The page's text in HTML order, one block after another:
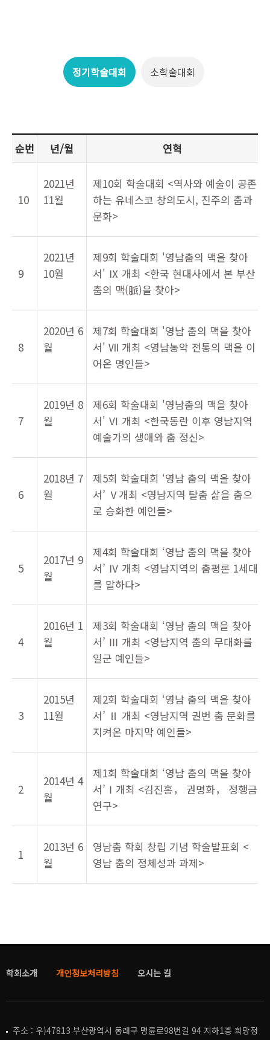
정기학술대회 소학술대회
순번 년/월 연혁
10
2021년
11월
제10회 학술대회 <역사와 예술이 공존
하는 유네스코 창의도시, 진주의 춤과
문화>
9
2021년
10월
제9회 학술대회 '영남춤의 맥을 찾아
서' Ⅸ 개최 <한국 현대사에서 본 부산
춤의 맥(脈)을 찾아>
8
2020년 6
월
제7회 학술대회 '영남 춤의 맥을 찾아
서' Ⅶ 개최 <영남농악 전통의 맥을 이
어온 명인들>
7
2019년 8
월
제6회 학술대회 '영남춤의 맥을 찾아
서' Ⅵ 개최 <한국동란 이후 영남지역
예술가의 생애와 춤 정신>
6
2018년 7
월
제5회 학술대회 ‘영남 춤의 맥을 찾아
서’ Ⅴ개최 <영남지역 탈춤 삶을 춤으
로 승화한 예인들>
5
2017년 9
월
제4회 학술대회 ‘영남 춤의 맥을 찾아
서’ Ⅳ 개최 <영남지역의 춤평론 1세대
를 말하다>
4
2016년 1
월
제3회 학술대회 ‘영남 춤의 맥을 찾아
서’ Ⅲ 개최 <영남지역 춤의 무대화를
일군 예인들>
3
2015년
11월
제2회 학술대회 ‘영남 춤의 맥을 찾아
서’ Ⅱ 개최 <영남지역 권번 춤 문화를
지켜온 마지막 예인들>
2
2014년 4
월
제1회 학술대회 ‘영남 춤의 맥을 찾아
서’Ⅰ개최 <김진홍， 권명화， 정행금
연구>
1
2013년 6
월
영남춤 학회 창립 기념 학술발표회 <
영남 춤의 정체성과 과제>
학회소개 개인정보처리방침 오시는 길
주소 : 우)47813 부산광역시 동래구 명륜로98번길 94 지하1층 희망정